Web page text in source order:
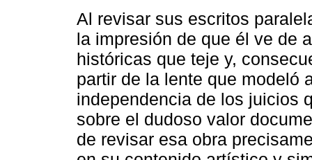
Al revisar sus escritos
la impresión de que él ve de
históricas que teje y,
partir de la lente que modeló
independencia de los juicios
sobre el dudoso valor
de revisar esa obra